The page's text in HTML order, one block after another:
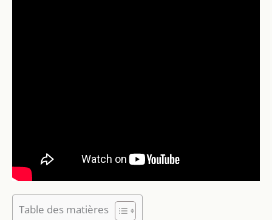
Table des matières